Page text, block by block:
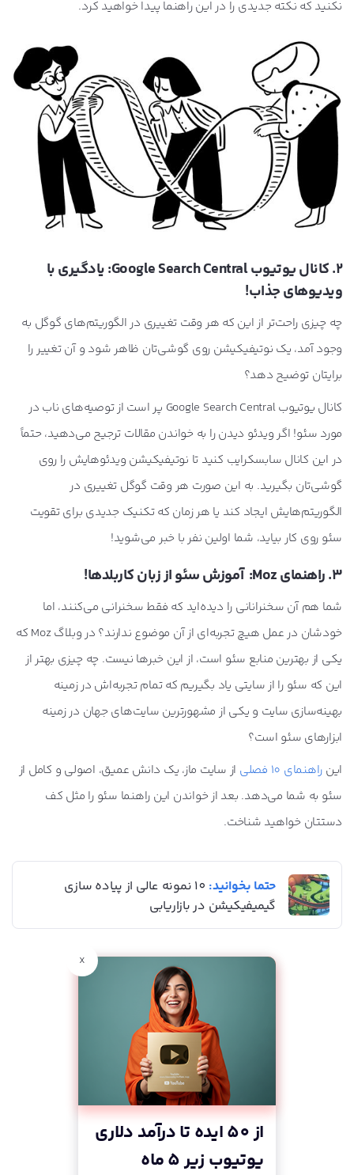
نکنید که نکته جدیدی را در این راهنما پیدا خواهید کرد.
2. کانال یوتیوب Google Search Central: یادگیری با
ویدیوهای جذاب!
چه چیزی راحت‌تر از این که هر وقت تغییری در الگوریتم‌های گوگل به
وجود آمد، یک نوتیفیکیشن روی گوشی‌تان ظاهر شود و آن تغییر را
برایتان توضیح دهد؟
کانال یوتیوب Google Search Central پر است از توصیه‌های ناب در
مورد سئو! اگر ویدئو دیدن را به خواندن مقالات ترجیح می‌دهید، حتماً
در این کانال سابسکرایب کنید تا نوتیفیکیشن ویدئوهایش را روی
گوشی‌تان بگیرید. به این صورت هر وقت گوگل تغییری در
الگوریتم‌هایش ایجاد کند یا هر زمان که تکنیک جدیدی برای تقویت
سئو روی کار بیاید، شما اولین نفر با خبر می‌شوید!
3. راهنمای Moz: آموزش سئو از زبان کاربلدها!
شما هم آن سخنرانانی را دیده‌اید که فقط سخنرانی می‌کنند، اما
خودشان در عمل هیچ تجربه‌ای از آن موضوع ندارند؟ در وبلاگ Moz که
یکی از بهترین منابع سئو است، از این خبرها نیست. چه چیزی بهتر از
این که سئو را از سایتی یاد بگیریم که تمام تجربه‌اش در زمینه
بهینه‌سازی سایت و یکی از مشهورترین سایت‌های جهان در زمینه
ابزارهای سئو است؟
این راهنمای 10 فصلی
از سایت ماز، یک دانش عمیق، اصولی و کامل از
سئو به شما می‌دهد. بعد از خواندن این راهنما سئو را مثل کف
دستتان خواهید شناخت.
حتما بخوانید:
10 نمونه عالی از پیاده سازی
گیمیفیکیشن در بازاریابی
x
از 50 ایده تا درآمد دلاری
یوتیوب زیر 5 ماه